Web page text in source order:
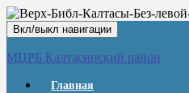
Вкл/выкл навигации
МЦРБ Калтасинский район
Главная